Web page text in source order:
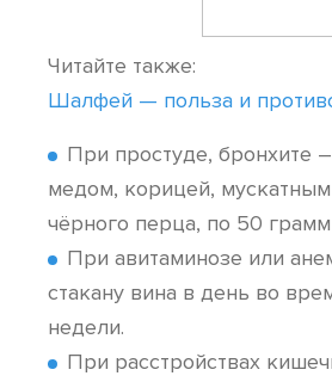
Читайте также:
Шалфей — польза и
При простуде, бронхите
медом, корицей,
чёрного перца, по 50
При авитаминозе или
стакану вина в день во
недели.
При расстройствах